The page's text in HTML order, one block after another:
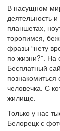
В насущном
деятельность
планшетах,
торопимся,
фразы “нету
по жизни?”. На
Бесплатный
человечка. С
жилище.
Только у нас
Белорецк с